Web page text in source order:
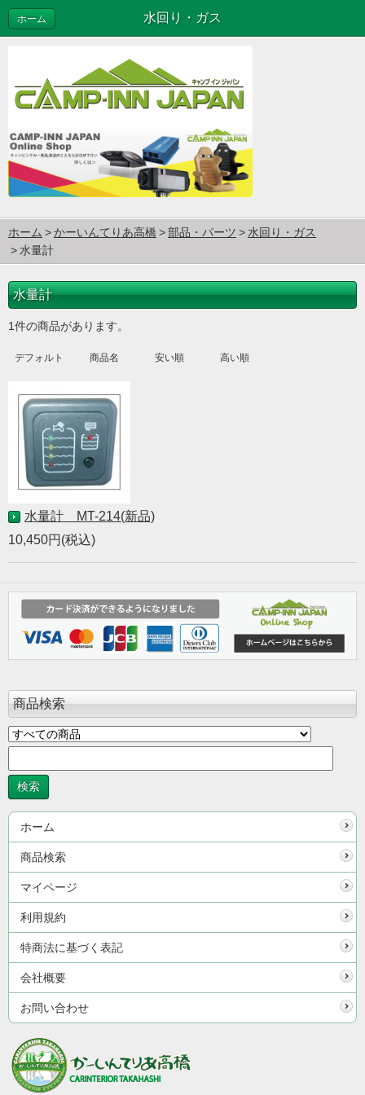
水回り・ガス
ホーム
ホーム かーいんてりあ高橋 部品・パーツ
水回り・ガス
水量計
水量計
1件の商品があります。
デフォルト 商品名 安い順 高い順
水量計 MT-214(新品)
10,450円(税込)
商品検索
ホーム
商品検索
マイページ
利用規約
特商法に基づく表記
会社概要
お問い合わせ